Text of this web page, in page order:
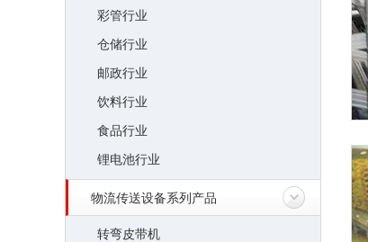
彩管行业
仓储行业
邮政行业
饮料行业
食品行业
锂电池行业
物流传送设备系列产品
转弯皮带机